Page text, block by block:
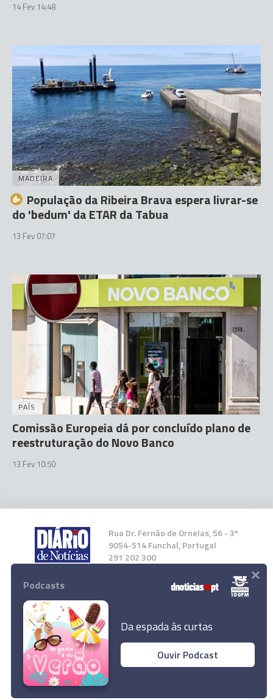
14 Fev 14:48
MADEIRA
População da Ribeira Brava espera livrar-se
do 'bedum' da ETAR da Tabua
13 Fev 07:07
PAÍS
Comissão Europeia dá por concluído plano de
reestruturação do Novo Banco
13 Fev 10:50
Rua Dr. Fernão de Ornelas, 56 - 3º
9054-514 Funchal, Portugal
291 202 300
Instale a nossa App
© 2023 Empresa Diário de Notícias, Lda.
Todos os direitos reservados.
Podcasts
Da espada às curtas
Ouvir Podcast
×